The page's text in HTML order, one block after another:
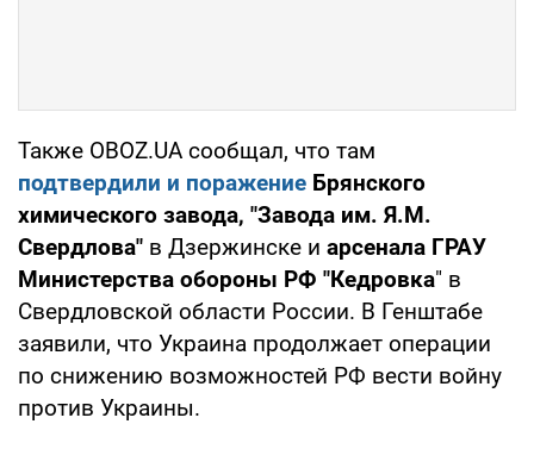
Также OBOZ.UA сообщал, что там
подтвердили и поражение Брянского
химического завода, "Завода им. Я.М.
Свердлова" в Дзержинске и арсенала ГРАУ
Министерства обороны РФ "Кедровка" в
Свердловской области России. В Генштабе
заявили, что Украина продолжает операции
по снижению возможностей РФ вести войну
против Украины.